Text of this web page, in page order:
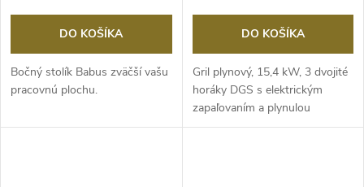
DO KOŠÍKA
Bočný stolík Babus zväčší vašu
pracovnú plochu.
DO KOŠÍKA
Gril plynový, 15,4 kW, 3 dvojité
horáky DGS s elektrickým
zapaľovaním a plynulou
reguláciou +...